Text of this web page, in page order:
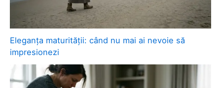
Eleganța maturității: când nu mai ai nevoie să
impresionezi